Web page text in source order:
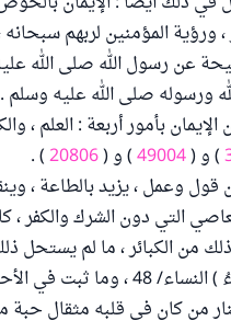
ورؤية المؤمنين لربهم
عن رسول الله صلى الله
ورسوله صلى الله عليه وسلم .
الإيمان بأمور أربعة : العلم ،
) و (49004) و (20806
) .
قول وعمل ، يزيد بالطاعة ،
دون الشرك والكفر ،
من الكبائر ، ما لم يستحل ذلك
يَغْفِرُ أَن يُشْرَكَ بِهِ وَيَغْفِرُ مَا دُونَ ذَلِكَ لِمَن
من كان في قلبه مثقال